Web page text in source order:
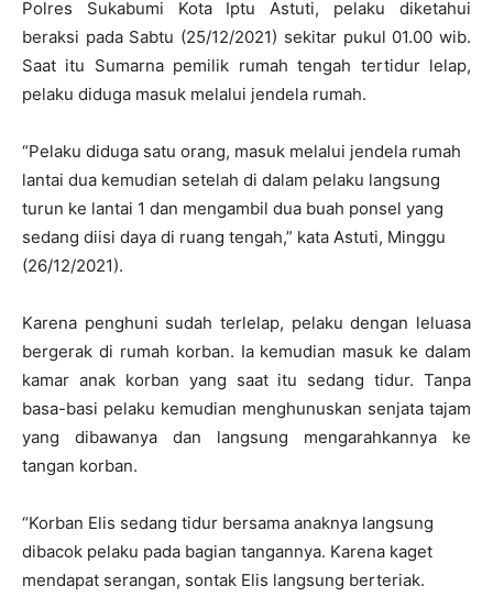
Polres Sukabumi Kota Iptu Astuti, pelaku diketahui
beraksi pada Sabtu (25/12/2021) sekitar pukul 01.00 wib.
Saat itu Sumarna pemilik rumah tengah tertidur lelap,
pelaku diduga masuk melalui jendela rumah.
“Pelaku diduga satu orang, masuk melalui jendela rumah
lantai dua kemudian setelah di dalam pelaku langsung
turun ke lantai 1 dan mengambil dua buah ponsel yang
sedang diisi daya di ruang tengah,” kata Astuti, Minggu
(26/12/2021).
Karena penghuni sudah terlelap, pelaku dengan leluasa
bergerak di rumah korban. Ia kemudian masuk ke dalam
kamar anak korban yang saat itu sedang tidur. Tanpa
basa-basi pelaku kemudian menghunuskan senjata tajam
yang dibawanya dan langsung mengarahkannya ke
tangan korban.
“Korban Elis sedang tidur bersama anaknya langsung
dibacok pelaku pada bagian tangannya. Karena kaget
mendapat serangan, sontak Elis langsung berteriak.